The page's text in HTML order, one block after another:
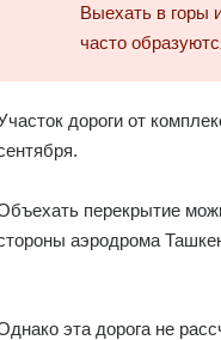
Выехать в горы
часто
дороги от
перекрытие
аэродрома
эта дорога не